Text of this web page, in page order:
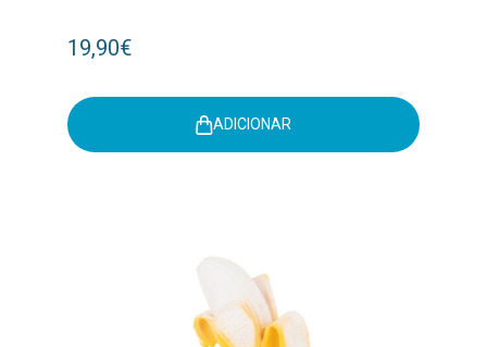
19,90€
ADICIONAR